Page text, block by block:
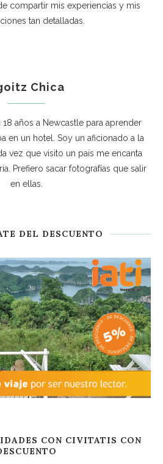
compartir mis experiencias y mis
tan detalladas.
Chica
años a Newcastle para aprender
en un hotel. Soy un aficionado a la
vez que visito un país me encanta
Prefiero sacar fotografías que salir
en ellas.
DEL DESCUENTO
CON CIVITATIS CON